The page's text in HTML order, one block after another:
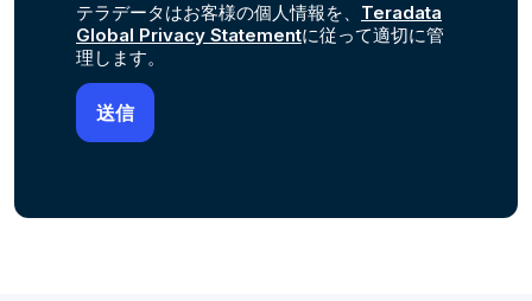
テラデータはお客様の個人情報を、 Teradata
Global Privacy Statementに従って適切に管
理します。